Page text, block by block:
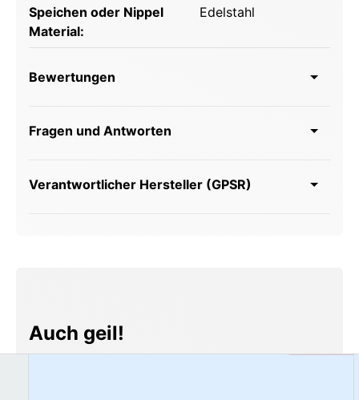
Speichen oder Nippel
Material:
Edelstahl
Bewertungen
Fragen und Antworten
Verantwortlicher Hersteller (GPSR)
Produktgalerie überspringen
Auch geil!